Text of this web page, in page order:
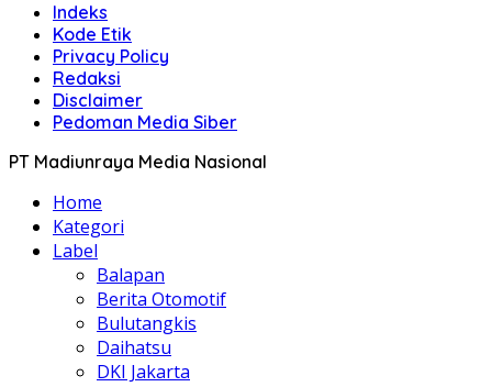
Indeks
Kode Etik
Privacy Policy
Redaksi
Disclaimer
Pedoman Media Siber
PT Madiunraya Media Nasional
Home
Kategori
Label
Balapan
Berita Otomotif
Bulutangkis
Daihatsu
DKI Jakarta